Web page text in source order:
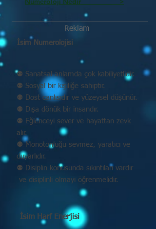
Reklam
İsim Numerolojisi
⚉ Sanatsal anlamda çok kabiliyetlidir.
⚉ Sosyal bir kişiliğe sahiptir.
⚉ Dost canlısıdır ve yüzeysel düşünür.
⚉ Dışa dönük bir insandır.
⚉ Eğlenceyi sever ve hayattan zevk
alır.
⚉ Monotonluğu sevmez, yaratıcı ve
duyarlıdır.
⚉ Disiplin konusunda sıkıntıları vardır
ve disiplinli olmayı öğrenmelidir.
İsim Harf Enerjisi